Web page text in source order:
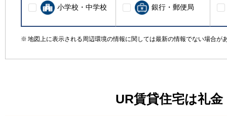
小学校・中学校 銀行・郵便局
地図上に表示される周辺環境の情報に関しては最新の情報でない場合
UR賃貸住宅は礼